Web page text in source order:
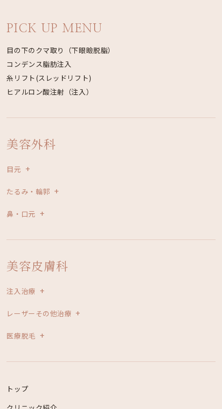
PICK UP MENU
目の下のクマ取り（下眼瞼脱脂）
コンデンス脂肪注入
糸リフト(スレッドリフト)
ヒアルロン酸注射（注入）
美容外科
目元
たるみ・輪郭
鼻・口元
美容皮膚科
注入治療
レーザーその他治療
医療脱毛
トップ